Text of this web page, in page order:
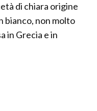
di chiara origine
bianco, non molto
in Grecia e in